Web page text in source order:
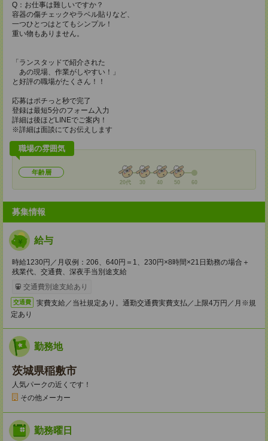
Q：お仕事は難しいですか？
容器の傷チェックやラベル貼りなど、
一つひとつはとてもシンプル！
重い物もありません。
「ランスタッドで紹介された
あの現場、作業がしやすい！」
と好評の職場がたくさん！！
応募はポチっと秒で完了
登録は最短5分のフォーム入力
詳細は後ほどLINEでご案内！
※詳細は面談にてお伝えします
職場の雰囲気
年齢層
20代 30 40 50 60
募集情報
給与
時給1230円／月収例：206、640円＝1、230円×8時間×21日勤務の場合＋
残業代、交通費、深夜手当別途支給
交通費別途支給あり
交通費
実費支給／当社規定あり。通勤交通費実費支払／上限4万円／月※規
定あり
勤務地
茨城県稲敷市
人気パークの近くです！
その他メーカー
勤務曜日